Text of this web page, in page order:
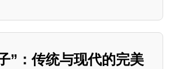
”：传统与现代的完美